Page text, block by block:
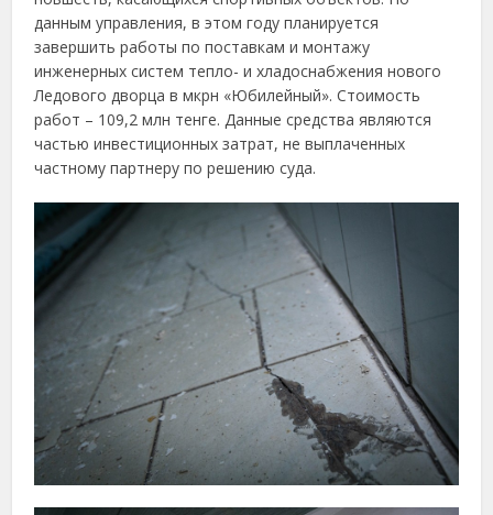
данным управления, в этом году планируется
завершить работы по поставкам и монтажу
инженерных систем тепло- и хладоснабжения нового
Ледового дворца в мкрн «Юбилейный». Стоимость
работ – 109,2 млн тенге. Данные средства являются
частью инвестиционных затрат, не выплаченных
частному партнеру по решению суда.